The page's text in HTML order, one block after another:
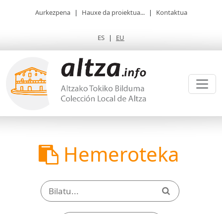
Aurkezpena | Hauxe da proiektua... | Kontaktua
ES | EU
Hemeroteka